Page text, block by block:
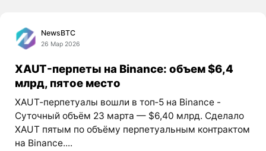
NewsBTC
26 Мар 2026
XAUT-перпеты на Binance: объем $6,4
млрд, пятое место
XAUT‑перпетуалы вошли в топ‑5 на Binance -
Суточный объём 23 марта — $6,40 млрд. Сделало
XAUT пятым по объёму перпетуальным контрактом
на Binance....